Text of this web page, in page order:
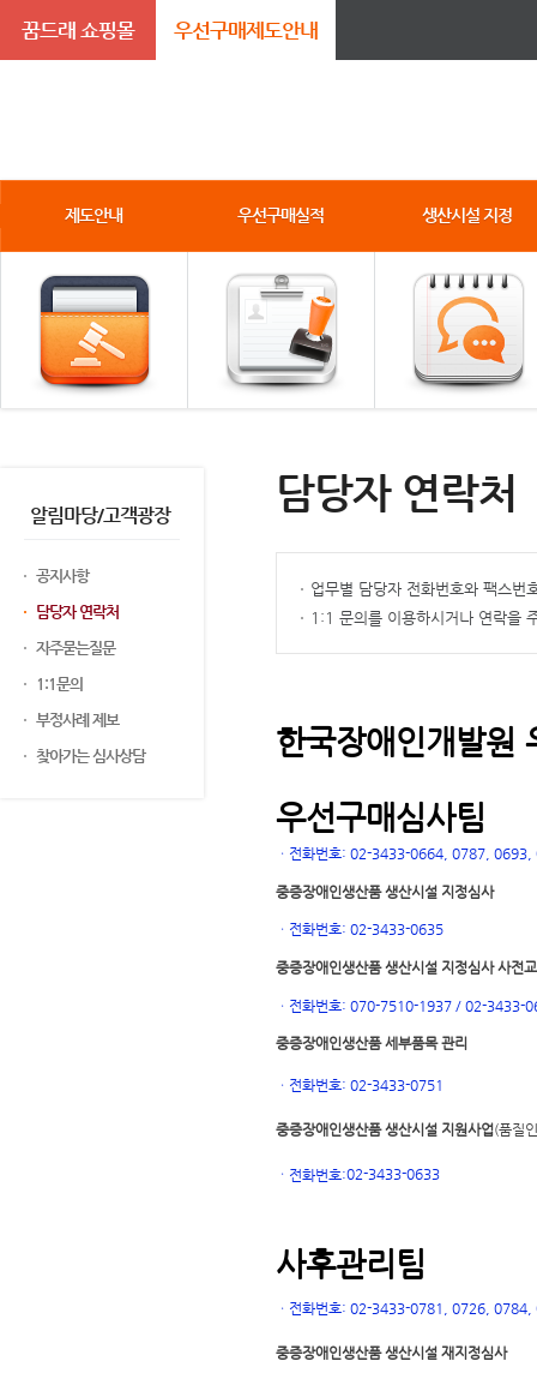
꿈드래 쇼핑몰 우선구매제도안내
제도안내 우선구매실적 생산시설 지정
알림마당/고객광장
공지사항
담당자 연락처
자주묻는질문
1:1문의
부정사례 제보
찾아가는 심사상담
담당자 연락처
업무별 담당자 전화번호와 팩스번
1:1 문의를 이용하시거나 연락을
한국장애인개발원
우선구매심사팀
ㆍ 전화번호: 02-3433-0664, 0787,
중증장애인생산품 생산시설 지정심사
ㆍ 전화번호: 02-3433-0635
중증장애인생산품 생산시설 지정심사 사전
ㆍ 전화번호: 070-7510-1937 / 02-3433-
중증장애인생산품 세부품목 관리
ㆍ 전화번호: 02-3433-0751
중증장애인생산품 생산시설 지원사업(품질
ㆍ 전화번호:02-3433-0633
사후관리팀
ㆍ 전화번호: 02-3433-0781, 0726,
중증장애인생산품 생산시설 재지정심사